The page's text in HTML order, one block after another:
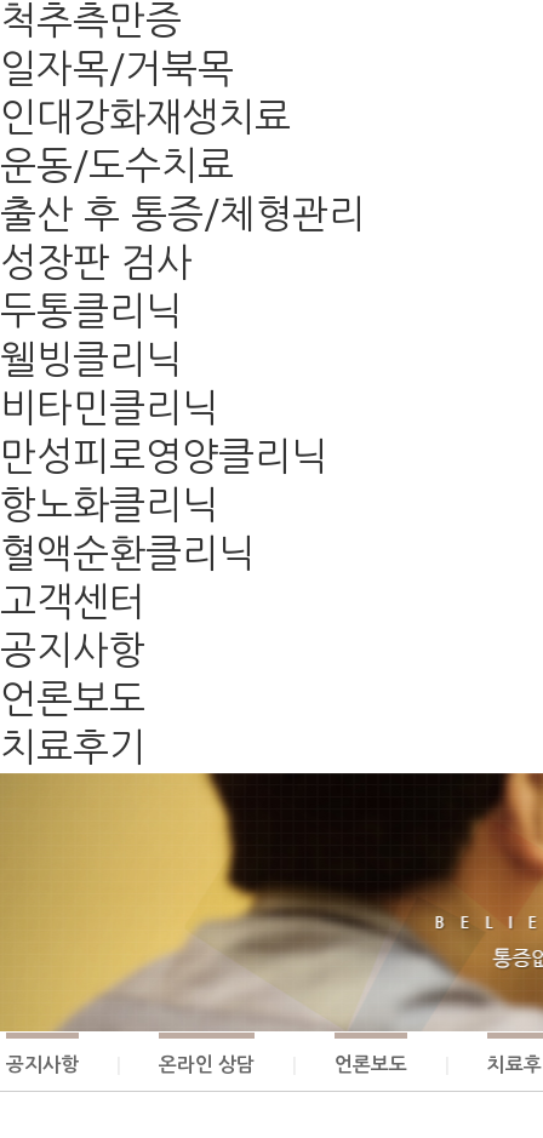
척추측만증
일자목/거북목
인대강화재생치료
운동/도수치료
출산 후 통증/체형관리
성장판 검사
두통클리닉
웰빙클리닉
비타민클리닉
만성피로영양클리닉
항노화클리닉
혈액순환클리닉
고객센터
공지사항
언론보도
치료후기
공지사항 온라인 상담 언론보도 치료